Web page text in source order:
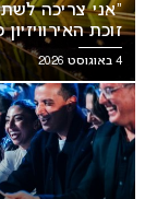
“אני צריכה
זוכת
4 באוגוסט 2026